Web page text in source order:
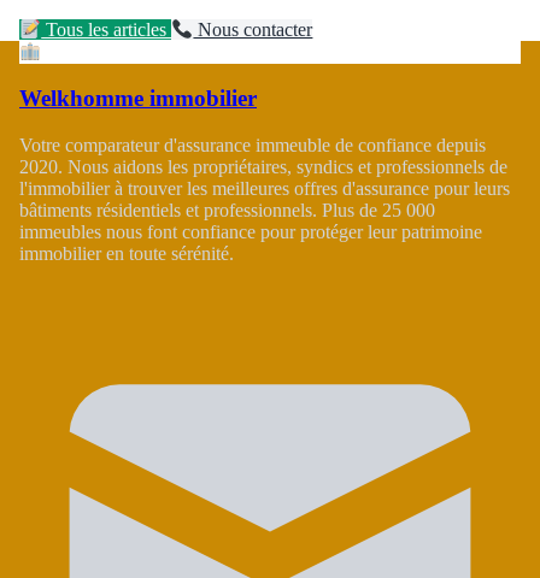
Tous les articles Nous contacter
Welkhomme immobilier
Votre comparateur d'assurance immeuble de confiance depuis
2020. Nous aidons les propriétaires, syndics et professionnels de
l'immobilier à trouver les meilleures offres d'assurance pour leurs
bâtiments résidentiels et professionnels. Plus de 25 000
immeubles nous font confiance pour protéger leur patrimoine
immobilier en toute sérénité.